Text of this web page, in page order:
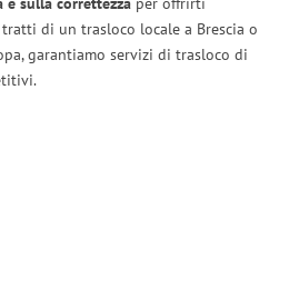
di un trasloco locale a Brescia o
garantiamo servizi di trasloco di